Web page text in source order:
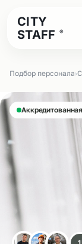
CITY
STAFF
®
Подбор персонала›